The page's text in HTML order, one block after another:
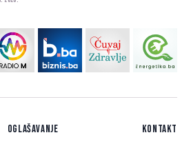
Oglašavanje Kontakt